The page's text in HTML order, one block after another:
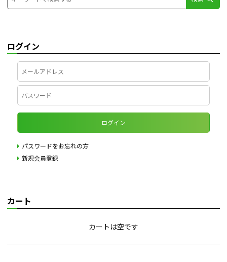
ログイン
ログイン
パスワードをお忘れの方
新規会員登録
カート
カートは空です